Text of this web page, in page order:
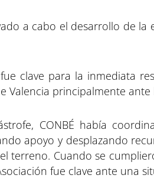
a cabo el desarrollo de
clave para la inmediata
principalmente ante
CONBÉ había
apoyo y desplazando
terreno. Cuando se
fue clave ante una